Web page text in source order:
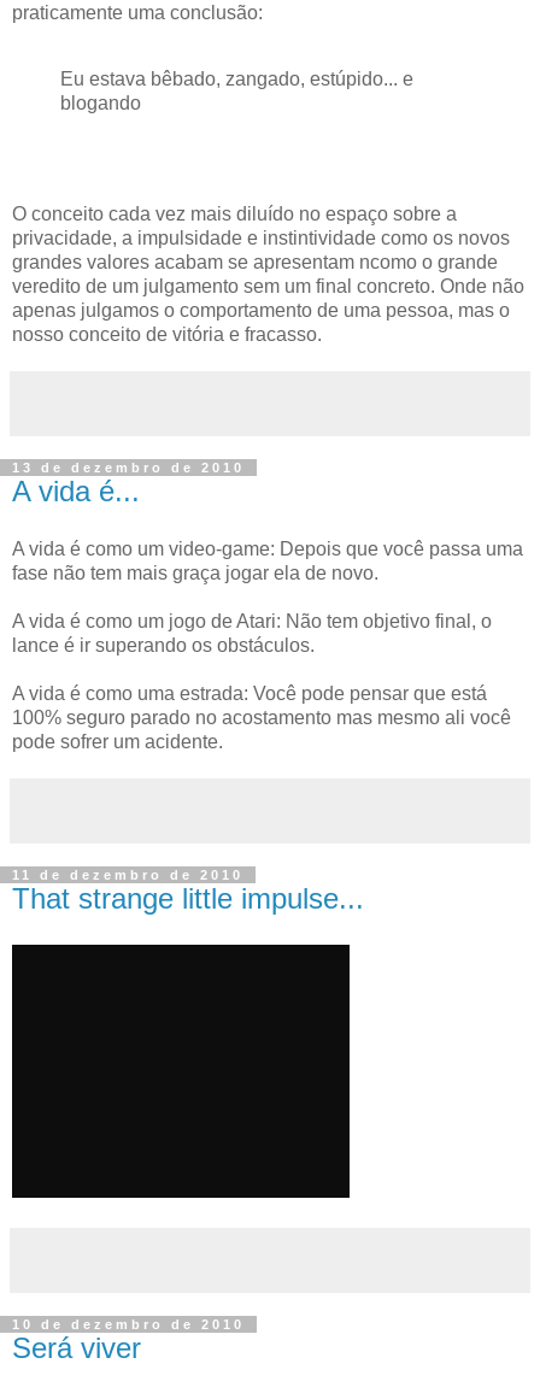
praticamente uma conclusão:
Eu estava bêbado, zangado, estúpido... e
blogando
O conceito cada vez mais diluído no espaço sobre a
privacidade, a impulsidade e instintividade como os novos
grandes valores acabam se apresentam ncomo o grande
veredito de um julgamento sem um final concreto. Onde não
apenas julgamos o comportamento de uma pessoa, mas o
nosso conceito de vitória e fracasso.
13 de dezembro de 2010
A vida é...
A vida é como um video-game: Depois que você passa uma
fase não tem mais graça jogar ela de novo.
A vida é como um jogo de Atari: Não tem objetivo final, o
lance é ir superando os obstáculos.
A vida é como uma estrada: Você pode pensar que está
100% seguro parado no acostamento mas mesmo ali você
pode sofrer um acidente.
11 de dezembro de 2010
That strange little impulse...
10 de dezembro de 2010
Será viver